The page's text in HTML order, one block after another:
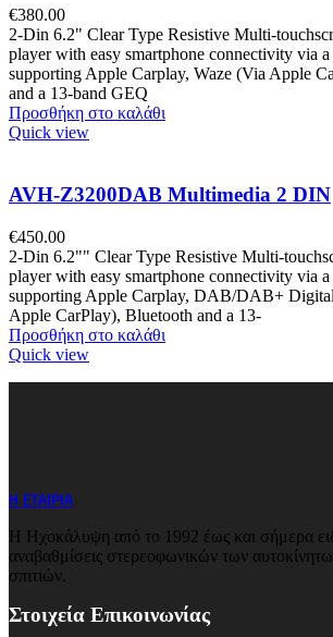
€380.00
2-Din 6.2" Clear Type Resistive Multi-
player with easy smartphone connectivity via
supporting Apple Carplay, Waze (Via Apple
and a 13-band GEQ
Προσθήκη στο καλάθι
Quick view
AVH-Z3200DAB Multimedia 2 DIN
€450.00
2-Din 6.2"" Clear Type Resistive Multi-
player with easy smartphone connectivity via
supporting Apple Carplay, DAB/DAB+
Apple CarPlay), Bluetooth and a 13-
Προσθήκη στο καλάθι
Quick view
Η ΕΤΑΙΡΙΑ
Η Ηχοκάλυψη από το 1992 έως και σήμερα
αναβαθμίσεις στερεοφωνικών των
σπιτιών.
Στοιχεία Επικοινωνίας